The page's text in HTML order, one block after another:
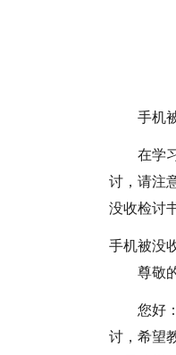
手机
在学
讨，请注
没收检讨
手机被没
尊敬
您好
讨，希望